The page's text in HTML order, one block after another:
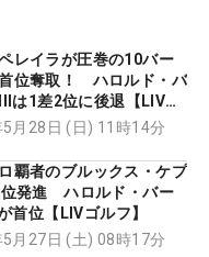
レイラが圧巻の10バー
位奪取！ ハロルド・バ
は1差2位に後退【LIVゴ
月28日 (日) 11時14分
覇者のブルックス・ケプ
発進 ハロルド・バー
首位【LIVゴルフ】
月27日 (土) 08時17分